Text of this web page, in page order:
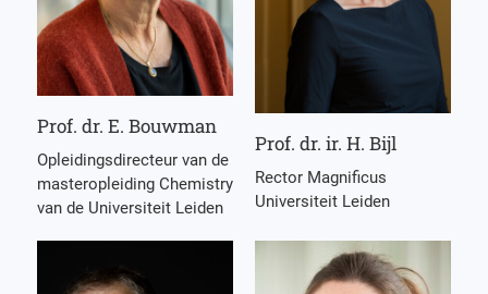
Prof. dr. E. Bouwman
Opleidingsdirecteur van de
masteropleiding Chemistry
van de Universiteit Leiden
Prof. dr. ir. H. Bijl
Rector Magnificus
Universiteit Leiden